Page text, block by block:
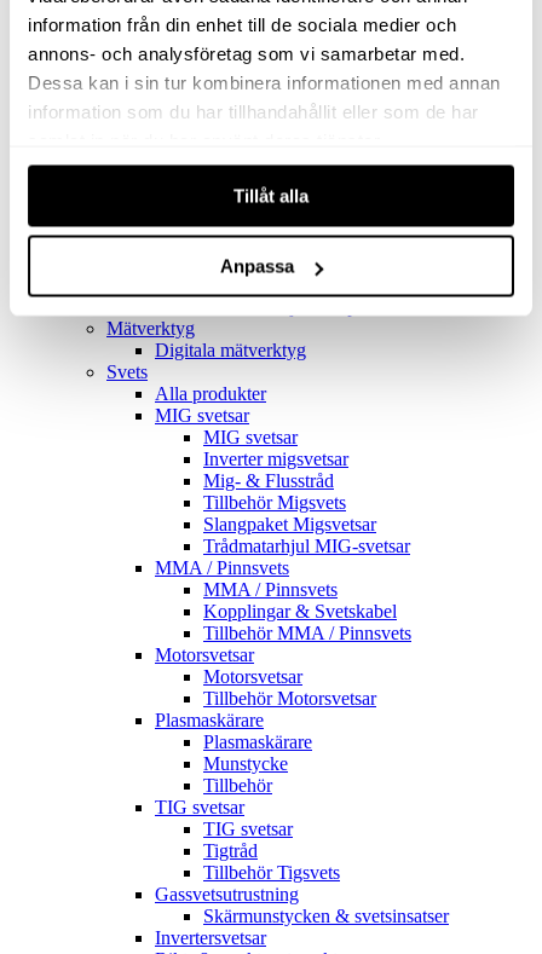
information från din enhet till de sociala medier och
annons- och analysföretag som vi samarbetar med.
Dessa kan i sin tur kombinera informationen med annan
information som du har tillhandahållit eller som de har
Tillåt alla
Anpassa
Golv- & Kombinationsmunstycke
Munstycke
Motor
Reservdelar dammsugare
Rör & handtag
Uppsamlingspåsar
Alla produkter
Mätverktyg
Digitala mätverktyg
Svets
Alla produkter
MIG svetsar
MIG svetsar
Inverter migsvetsar
Mig- & Flusstråd
Tillbehör Migsvets
Slangpaket Migsvetsar
Trådmatarhjul MIG-svetsar
MMA / Pinnsvets
MMA / Pinnsvets
Kopplingar & Svetskabel
Tillbehör MMA / Pinnsvets
Motorsvetsar
Motorsvetsar
Tillbehör Motorsvetsar
Plasmaskärare
Plasmaskärare
Munstycke
Tillbehör
TIG svetsar
TIG svetsar
Tigtråd
Tillbehör Tigsvets
Gassvetsutrustning
Skärmunstycken & svetsinsatser
Invertersvetsar